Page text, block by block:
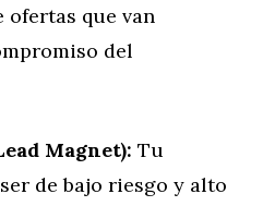
que van
del
Magnet): Tu
de bajo riesgo y alto